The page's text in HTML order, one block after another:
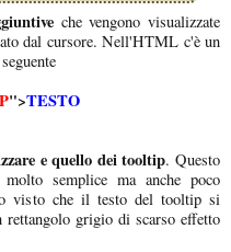
che vengono visualizzate
dal cursore. Nell'HTML c'è un
">TESTO
e quello dei tooltip. Questo
semplice ma anche poco
visto che il testo del tooltip si
rettangolo grigio di scarso effetto